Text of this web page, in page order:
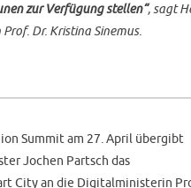
zur Verfügung stellen“, sagt
Dr. Kristina Sinemus.
Summit am 27. April übergibt
Jochen Partsch das
City an die Digitalministerin